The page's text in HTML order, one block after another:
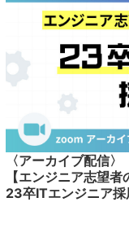
〈アーカイブ配信〉
【エンジニア志望
23卒ITエンジニア採